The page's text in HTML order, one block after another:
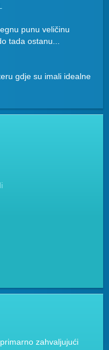
punu veličinu
tada ostanu...
gdje su imali idealne
zahvaljujući